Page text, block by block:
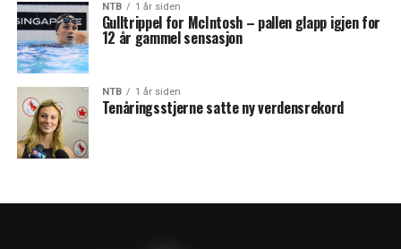
NTB 1 år siden
Gulltrippel for McIntosh – pallen glapp igjen for
12 år gammel sensasjon
NTB 1 år siden
Tenåringsstjerne satte ny verdensrekord